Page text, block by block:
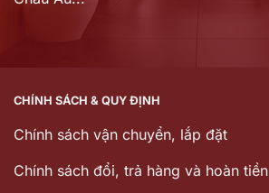
CHÍNH SÁCH & QUY ĐỊNH
Chính sách vận chuyển, lắp đặt
Chính sách đổi, trả hàng và hoàn tiền